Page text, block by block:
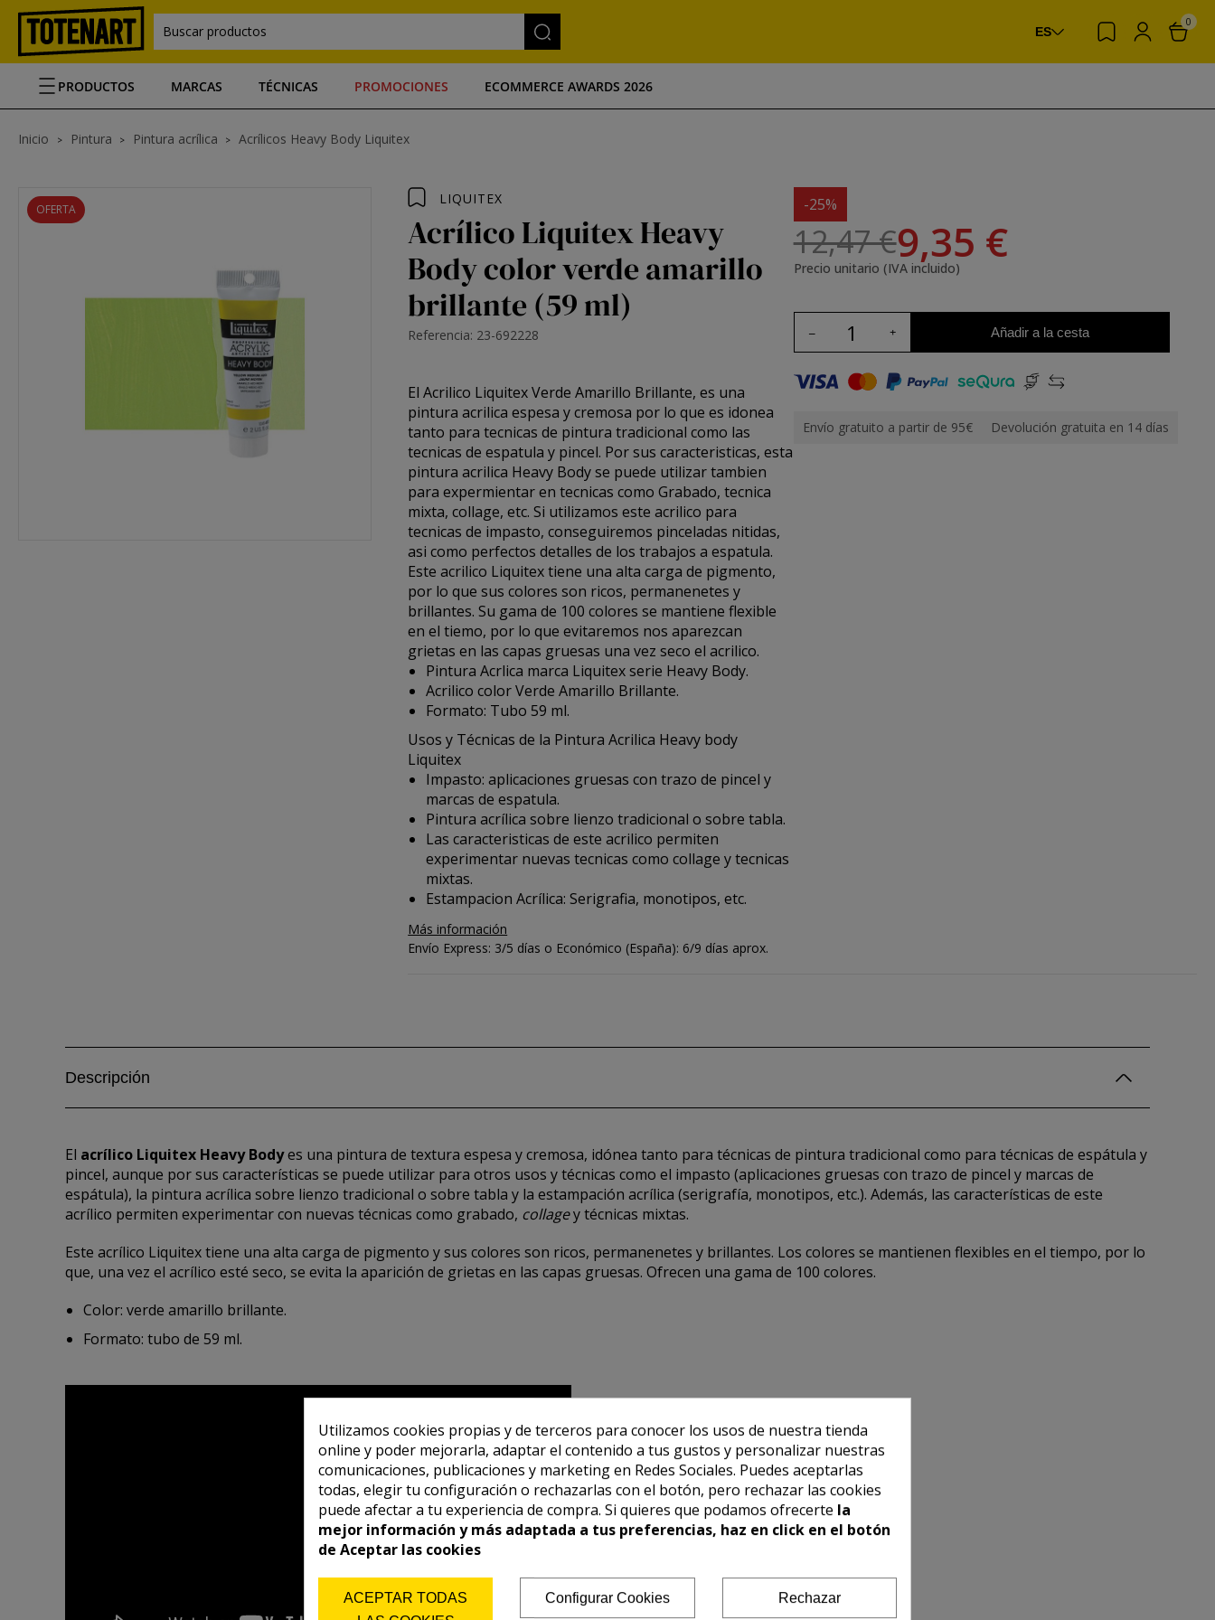
Buscar productos ES
0
PRODUCTOS MARCAS TÉCNICAS PROMOCIONES ECOMMERCE AWARDS 2026
Inicio Pintura Pintura acrílica Acrílicos Heavy Body Liquitex
OFERTA
LIQUITEX
Acrílico Liquitex Heavy
Body color verde amarillo
brillante (59 ml)
Referencia: 23-692228
ElAcrilico LiquitexVerde Amarillo Brillante, es una
pintura acrilica espesa y cremosa por lo que es idonea
tanto para tecnicas de pintura tradicional como las
tecnicas de espatula y pincel. Por sus caracteristicas, esta
pintura acrilica Heavy Bodyse puede utilizar tambien
para expermientar en tecnicas como Grabado, tecnica
mixta, collage, etc. Si utilizamos este acrilico para
tecnicas de impasto, conseguiremos pinceladas nitidas,
asi como perfectos detalles de los trabajos a espatula.
Esteacrilico Liquitextiene una alta carga de pigmento,
por lo que sus colores son ricos, permanenetes y
brillantes. Su gama de 100 colores se mantiene flexible
en el tiemo, por lo que evitaremos nos aparezcan
grietas en las capas gruesas una vez seco el acrilico.
Pintura Acrlica marca Liquitex serie Heavy Body.
Acrilico color Verde Amarillo Brillante.
Formato: Tubo 59 ml.
Usos y Técnicas de la Pintura Acrilica Heavy body
Liquitex
Impasto: aplicaciones gruesas con trazo de pincel y
marcas de espatula.
Pintura acrílica sobre lienzo tradicional o sobre tabla.
Las caracteristicas de este acrilico permiten
experimentar nuevas tecnicas como collage y tecnicas
mixtas.
Estampacion Acrílica: Serigrafia, monotipos, etc.
Más información
-25%
12,47 €9,35 €
Precio unitario (IVA incluido)
Añadir a la cesta
Envío gratuito a partir de 95€ Devolución gratuita en 14 días
Envío Express: 3/5 días o Económico (España): 6/9 días aprox.
Descripción
El acrílico Liquitex Heavy Bodyes una pintura de textura espesa y cremosa, idónea tanto para técnicas de pintura tradicional como para técnicas de espátula y
pincel, aunque por sus características se puede utilizar para otros usos y técnicas como el impasto (aplicaciones gruesas con trazo de pincel y marcas de
espátula), la pintura acrílica sobre lienzo tradicional o sobre tabla y la estampación acrílica (serigrafía, monotipos, etc.). Además, las características de este
acrílico permiten experimentar con nuevas técnicas como grabado, collagey técnicas mixtas.
Este acrílico Liquitex tiene una alta carga de pigmento y sus colores son ricos, permanenetes y brillantes. Los colores se mantienen flexibles en el tiempo, por lo
que, una vez el acrílico esté seco, se evita la aparición de grietas en las capas gruesas. Ofrecen una gama de 100 colores.
Color: verde amarillo brillante.
Formato: tubo de 59 ml.
Utilizamos cookies propias y de terceros para conocer los usos de nuestra tienda
online y poder mejorarla, adaptar el contenido a tus gustos y personalizar nuestras
comunicaciones, publicaciones y marketing en Redes Sociales. Puedes aceptarlas
todas, elegir tu configuración o rechazarlas con el botón, pero rechazar las cookies
puede afectar a tu experiencia de compra. Si quieres que podamos ofrecerte la
mejor información y más adaptada a tus preferencias, haz en click en el botón
de Aceptar las cookies
ACEPTAR TODAS
Configurar Cookies Rechazar